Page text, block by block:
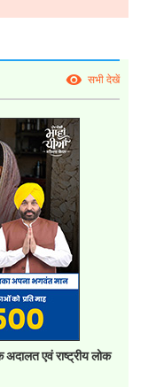
सभी देखें
एवं राष्ट्रीय लोक